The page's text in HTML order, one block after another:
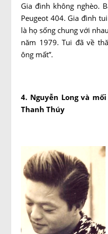
Gia đình không nghèo.
Peugeot 404. Gia đình
là họ sống chung với
năm 1979. Tui đã về
ông mất”.
4. Nguyễn Long và
Thanh Thúy